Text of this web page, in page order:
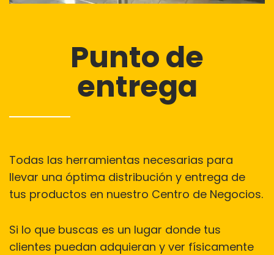
Punto de
entrega
Todas las herramientas necesarias para
llevar una óptima distribución y entrega de
tus productos en nuestro Centro de Negocios.
Si lo que buscas es un lugar donde tus
clientes puedan adquieran y ver físicamente